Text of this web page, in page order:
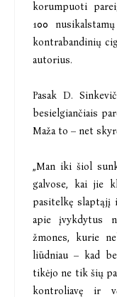
korumpuoti
100
kontrabandinių
autorius.
Pasak D.
besielgiančiais
Maža to – net
„Man iki šiol
galvose, kai jie
pasitelkę slaptąjį
apie įvykdytus
žmones, kurie
liūdniau – kad
tikėjo ne tik šių
kontroliavę ir